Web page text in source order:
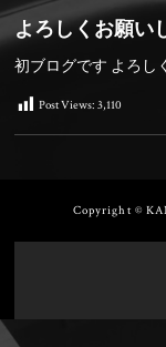
よろしくお願い
初ブログです よろし
Post Views:3,110
Copyright ©